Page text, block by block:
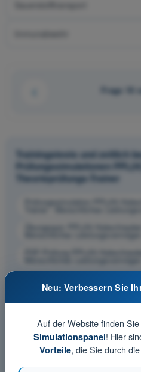
Frage 18
Trainingstests und zeitlich
Prüfungssimulationen
Theorieprüfungs-Trainer
Prüfungssimulation PPL(H)
Übungsquiz PPL(H)
PDF-Prüfung PPL(H)
Neu: Verbessern Sie
Auf der Website finden
Simulationspanel! Hier
Vorteile, die Sie durch